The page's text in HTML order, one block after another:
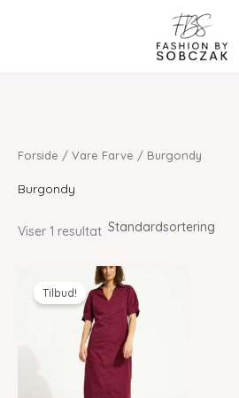
Forside / Vare Farve / Burgondy
Burgondy
Viser 1 resultat
Tilbud!